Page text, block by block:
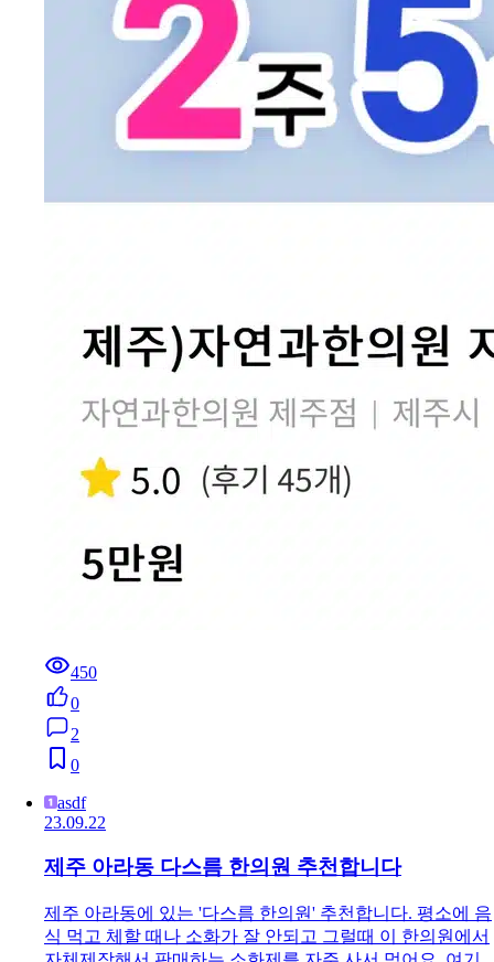
450
0
2
0
asdf
23.09.22
제주 아라동 다스름 한의원 추천합니다
제주 아라동에 있는 '다스름 한의원' 추천합니다. 평소에 음
식 먹고 체할 때나 소화가 잘 안되고 그럴때 이 한의원에서